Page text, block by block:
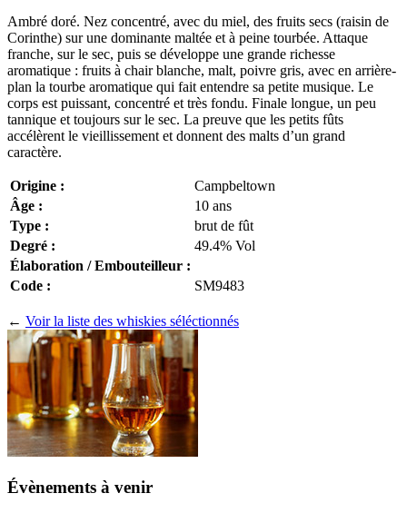
Ambré doré. Nez concentré, avec du miel, des fruits secs (raisin de
Corinthe) sur une dominante maltée et à peine tourbée. Attaque
franche, sur le sec, puis se développe une grande richesse
aromatique : fruits à chair blanche, malt, poivre gris, avec en arrière-
plan la tourbe aromatique qui fait entendre sa petite musique. Le
corps est puissant, concentré et très fondu. Finale longue, un peu
tannique et toujours sur le sec. La preuve que les petits fûts
accélèrent le vieillissement et donnent des malts d’un grand
caractère.
Origine :
Campbeltown
Âge :
10 ans
Type :
brut de fût
Degré :
49.4% Vol
Élaboration / Embouteilleur :
Code :
SM9483
← Voir la liste des whiskies séléctionnés
Évènements à venir